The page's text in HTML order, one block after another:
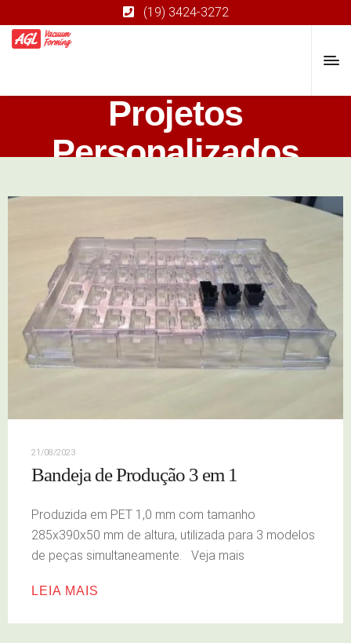
(19) 3424-3272
Projetos
Personalizados
21/08/2023
Bandeja de Produção 3 em 1
Produzida em PET 1,0 mm com tamanho
285x390x50 mm de altura, utilizada para 3 modelos
de peças simultaneamente. Veja mais
LEIA MAIS